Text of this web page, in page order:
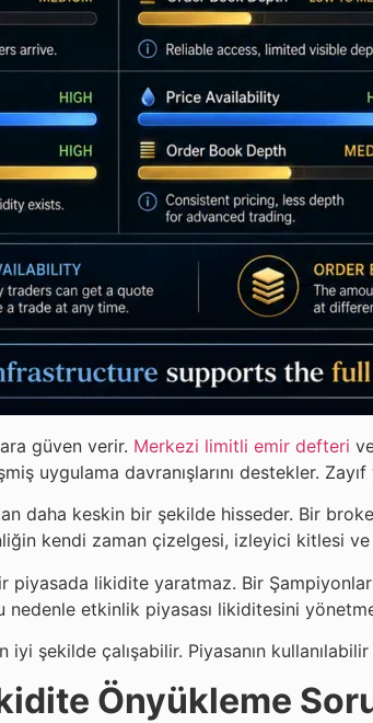
güven verir. Merkezi limitli emir defteri
uygulama davranışlarını destekler.
daha keskin bir şekilde hisseder. Bir
kendi zaman çizelgesi, izleyici kitlesi ve
likidite yaratmaz. Bir Şampiyonlar
nedenle etkinlik piyasası likiditesini
şekilde çalışabilir. Piyasanın
Önyükleme